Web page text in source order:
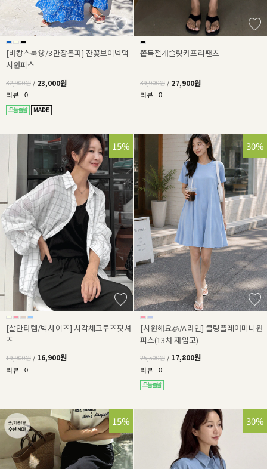
[바캉스룩👗/3만장돌파] 잔꽃브이넥맥
시원피스
32,900원 / 23,000원
리뷰 : 0
쫀득절개슬릿카프리팬츠
39,900원 / 27,900원
리뷰 : 0
15%
[살안타템/빅사이즈] 사각체크루즈핏셔
츠
19,900원 / 16,900원
리뷰 : 0
30%
[시원해요🧊/A라인] 쿨링플레어미니원
피스(13차 재입고)
25,500원 / 17,800원
리뷰 : 0
32%
15% 36%
30%